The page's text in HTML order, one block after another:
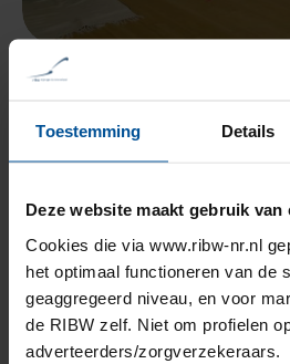
Toestemming Details
Deze website maakt gebruik van
Cookies die via www.ribw-nr.nl
het optimaal functioneren van de
geaggregeerd niveau, en voor
de RIBW zelf. Niet om profielen
adverteerders/zorgverzekeraars.
RIBW